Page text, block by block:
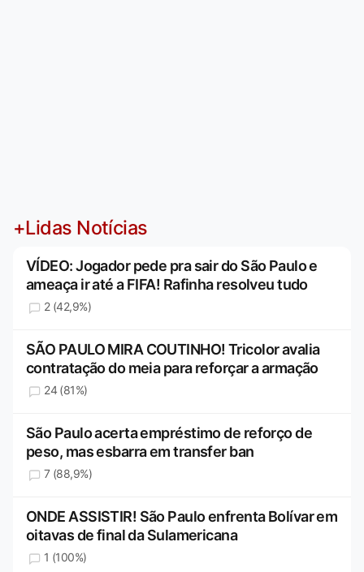
+Lidas Notícias
VÍDEO: Jogador pede pra sair do São Paulo e
ameaça ir até a FIFA! Rafinha resolveu tudo
2 (42,9%)
SÃO PAULO MIRA COUTINHO! Tricolor avalia
contratação do meia para reforçar a armação
24 (81%)
São Paulo acerta empréstimo de reforço de
peso, mas esbarra em transfer ban
7 (88,9%)
ONDE ASSISTIR! São Paulo enfrenta Bolívar em
oitavas de final da Sulamericana
1 (100%)